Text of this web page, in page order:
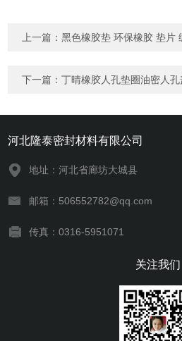
上一篇：黑色橡胶垫 环保橡胶 垫片
下一篇：丁晴橡胶人孔垫圈油密人
河北隆泰密封材料有限公司
地址：河北省廊坊大城县
邮箱：506552782@qq.com
传真：0316-5951071
关注我们